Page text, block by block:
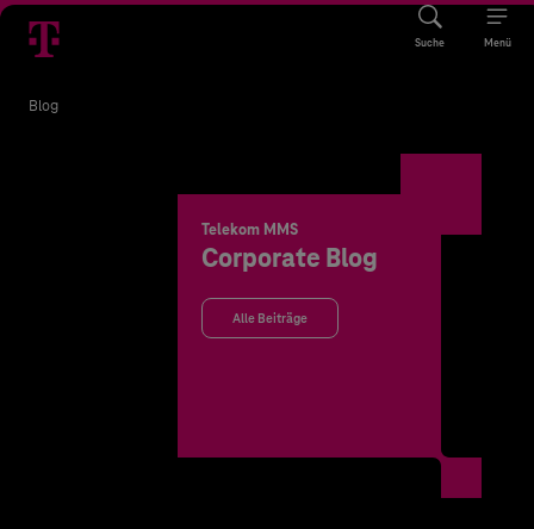
Suche Menü
Blog
Telekom MMS
Corporate Blog
Alle Beiträge